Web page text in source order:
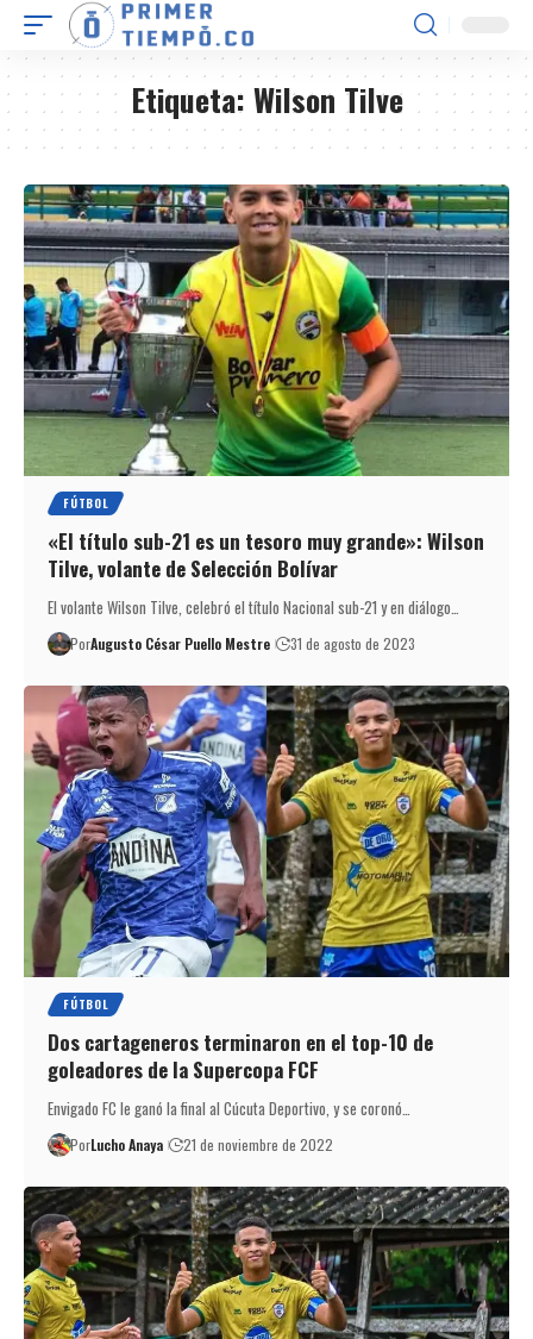
Etiqueta: Wilson Tilve
FÚTBOL
«El título sub-21 es un tesoro muy grande»: Wilson
Tilve, volante de Selección Bolívar
El volante Wilson Tilve, celebró el título Nacional sub-21 y en diálogo…
PorAugusto César Puello Mestre 31 de agosto de 2023
FÚTBOL
Dos cartageneros terminaron en el top-10 de
goleadores de la Supercopa FCF
Envigado FC le ganó la final al Cúcuta Deportivo, y se coronó…
PorLucho Anaya 21 de noviembre de 2022